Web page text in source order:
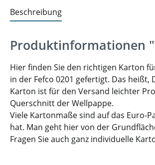
Beschreibung
Produktinformationen
Hier finden Sie den richtigen Karton
in der Fefco 0201 gefertigt. Das
Karton ist für den Versand leichter
Querschnitt der Wellpappe.
Viele Kartonmaße sind auf das Euro-
hat. Man geht hier von der
Fragen Sie auch ganz individuelle